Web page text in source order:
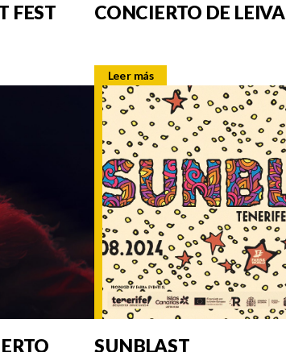
FEST
CONCIERTO DE LEIVA
Leer más
SUNBLAST